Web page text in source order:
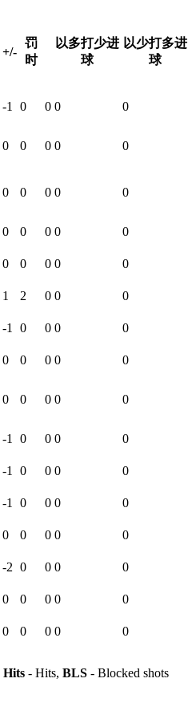
+/-
罚
时
以多打少进
球
以少打多进
球
-1 0 0 0 0
0 0 0 0 0
0 0 0 0 0
0 0 0 0 0
0 0 0 0 0
1 2 0 0 0
-1 0 0 0 0
0 0 0 0 0
0 0 0 0 0
-1 0 0 0 0
-1 0 0 0 0
-1 0 0 0 0
0 0 0 0 0
-2 0 0 0 0
0 0 0 0 0
0 0 0 0 0
Hits - Hits, BLS - Blocked shots